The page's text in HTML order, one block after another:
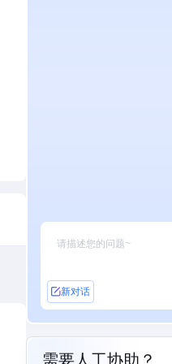
新对话
需要人工协助？